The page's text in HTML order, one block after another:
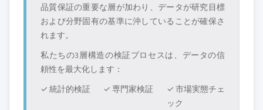
品質保証の重要な層が加わり、データが研究目標
および分野固有の基準に沖していることが確保さ
れます。
私たちの3層構造の検証プロセスは、データの信
頼性を最大化します：
✓ 統計的検証
✓ 専門家検証
✓ 市場実態チェ
ック